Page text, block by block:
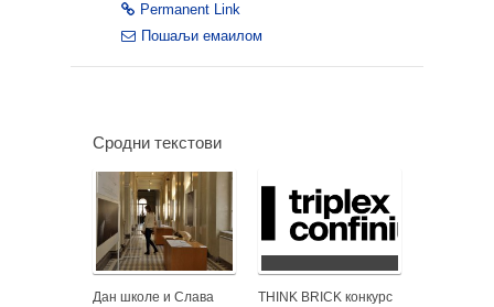
Permanent Link
Пошаљи емаилом
Сродни текстови
Дан школе и Слава
THINK BRICK конкурс